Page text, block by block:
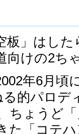
」はした
向けの2ち
年6月頃
的パロデ
ちょうど
た「コテ